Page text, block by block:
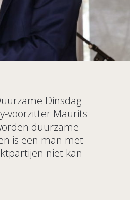
Dinsdag
voorzitter Maurits
duurzame
is een man met
niet kan